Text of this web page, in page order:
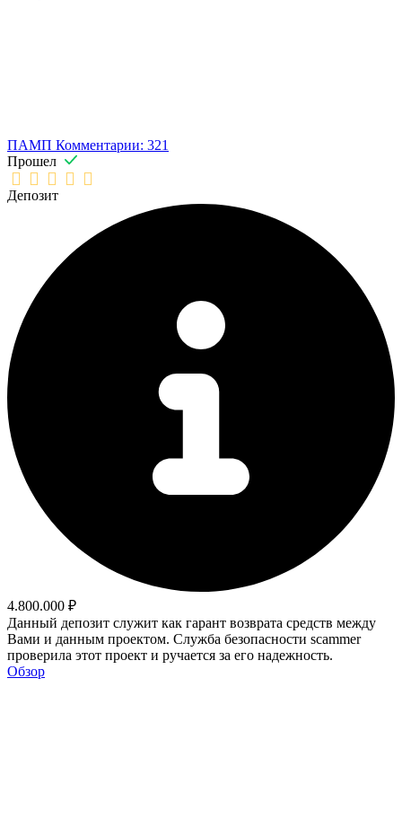
ПАМП Комментарии: 321
Прошел
Депозит
4.800.000 ₽
Данный депозит служит как гарант возврата средств между
Вами и данным проектом. Служба безопасности scammer
проверила этот проект и ручается за его надежность.
Обзор